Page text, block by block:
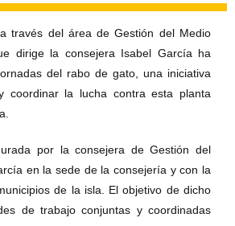
través del área de Gestión del Medio
dirige la consejera Isabel García ha
del rabo de gato, una iniciativa
coordinar la lucha contra esta planta
por la consejera de Gestión del
en la sede de la consejería y con la
de la isla. El objetivo de dicho
de trabajo conjuntas y coordinadas